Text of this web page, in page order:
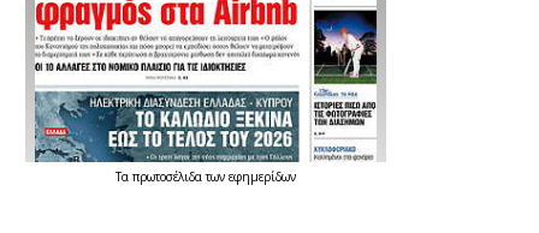
Τα πρωτοσέλιδατων εφημερίδων